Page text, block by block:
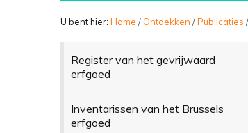
U bent hier: Home / Ontdekken /Publicaties /
Register van het gevrijwaard
erfgoed
Inventarissen van het Brussels
erfgoed